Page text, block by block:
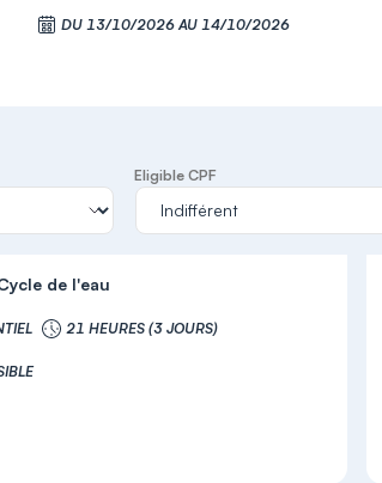
DU 13/10/2026 AU 14/10/2026
Eligible CPF
de l'eau
21 HEURES (3 JOURS)